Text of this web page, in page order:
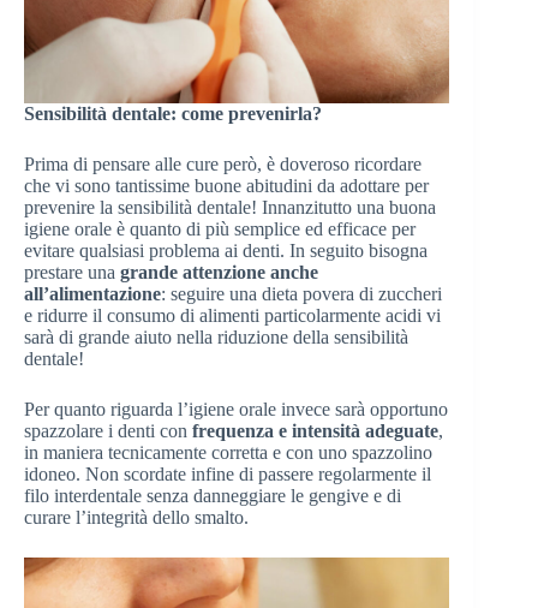
Sensibilità dentale: come prevenirla?
Prima di pensare alle cure però, è doveroso ricordare
che vi sono tantissime buone abitudini da adottare per
prevenire la sensibilità dentale! Innanzitutto una buona
igiene orale è quanto di più semplice ed efficace per
evitare qualsiasi problema ai denti. In seguito bisogna
prestare una grande attenzione anche
all’alimentazione: seguire una dieta povera di zuccheri
e ridurre il consumo di alimenti particolarmente acidi vi
sarà di grande aiuto nella riduzione della sensibilità
dentale!
Per quanto riguarda l’igiene orale invece sarà opportuno
spazzolare i denti con frequenza e intensità adeguate,
in maniera tecnicamente corretta e con uno spazzolino
idoneo. Non scordate infine di passere regolarmente il
filo interdentale senza danneggiare le gengive e di
curare l’integrità dello smalto.